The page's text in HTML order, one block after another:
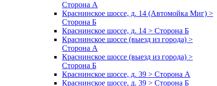
Сторона А
Краснинское шоссе, д. 14 (Автомойка Миг) >
Сторона Б
Краснинское шоссе, д. 14 > Сторона Б
Краснинское шоссе (выезд из города) >
Сторона А
Краснинское шоссе (выезд из города) >
Сторона Б
Краснинское шоссе, д. 39 > Сторона А
Краснинское шоссе, д. 39 > Сторона Б